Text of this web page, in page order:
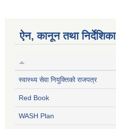
ऐन, कानून तथा निर्देशिका
स्वास्थ्य सेवा नियुक्तिको राजपत्र
Red Book
WASH Plan